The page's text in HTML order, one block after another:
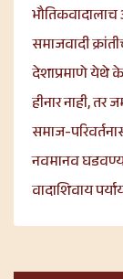
समाजवादी
देशाप्रमाणे येथे
हीनार नाही,
समाज-
नवमानव
वादाशिवाय